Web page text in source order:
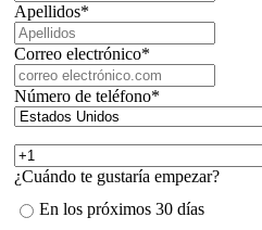
Apellidos*
Correo electrónico*
Número de teléfono*
¿Cuándo te gustaría empezar?
En los próximos 30 días